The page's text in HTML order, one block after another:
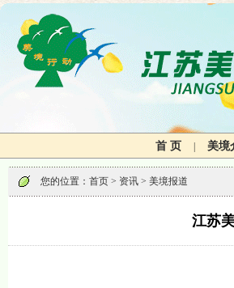
首 页 美境
您的位置： 首页 > 资讯 > 美境报道
江苏